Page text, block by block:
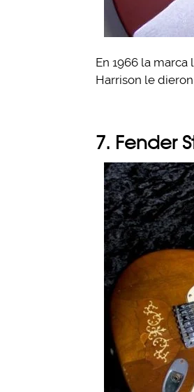
En 1966 la
Harrison le
7. Fender